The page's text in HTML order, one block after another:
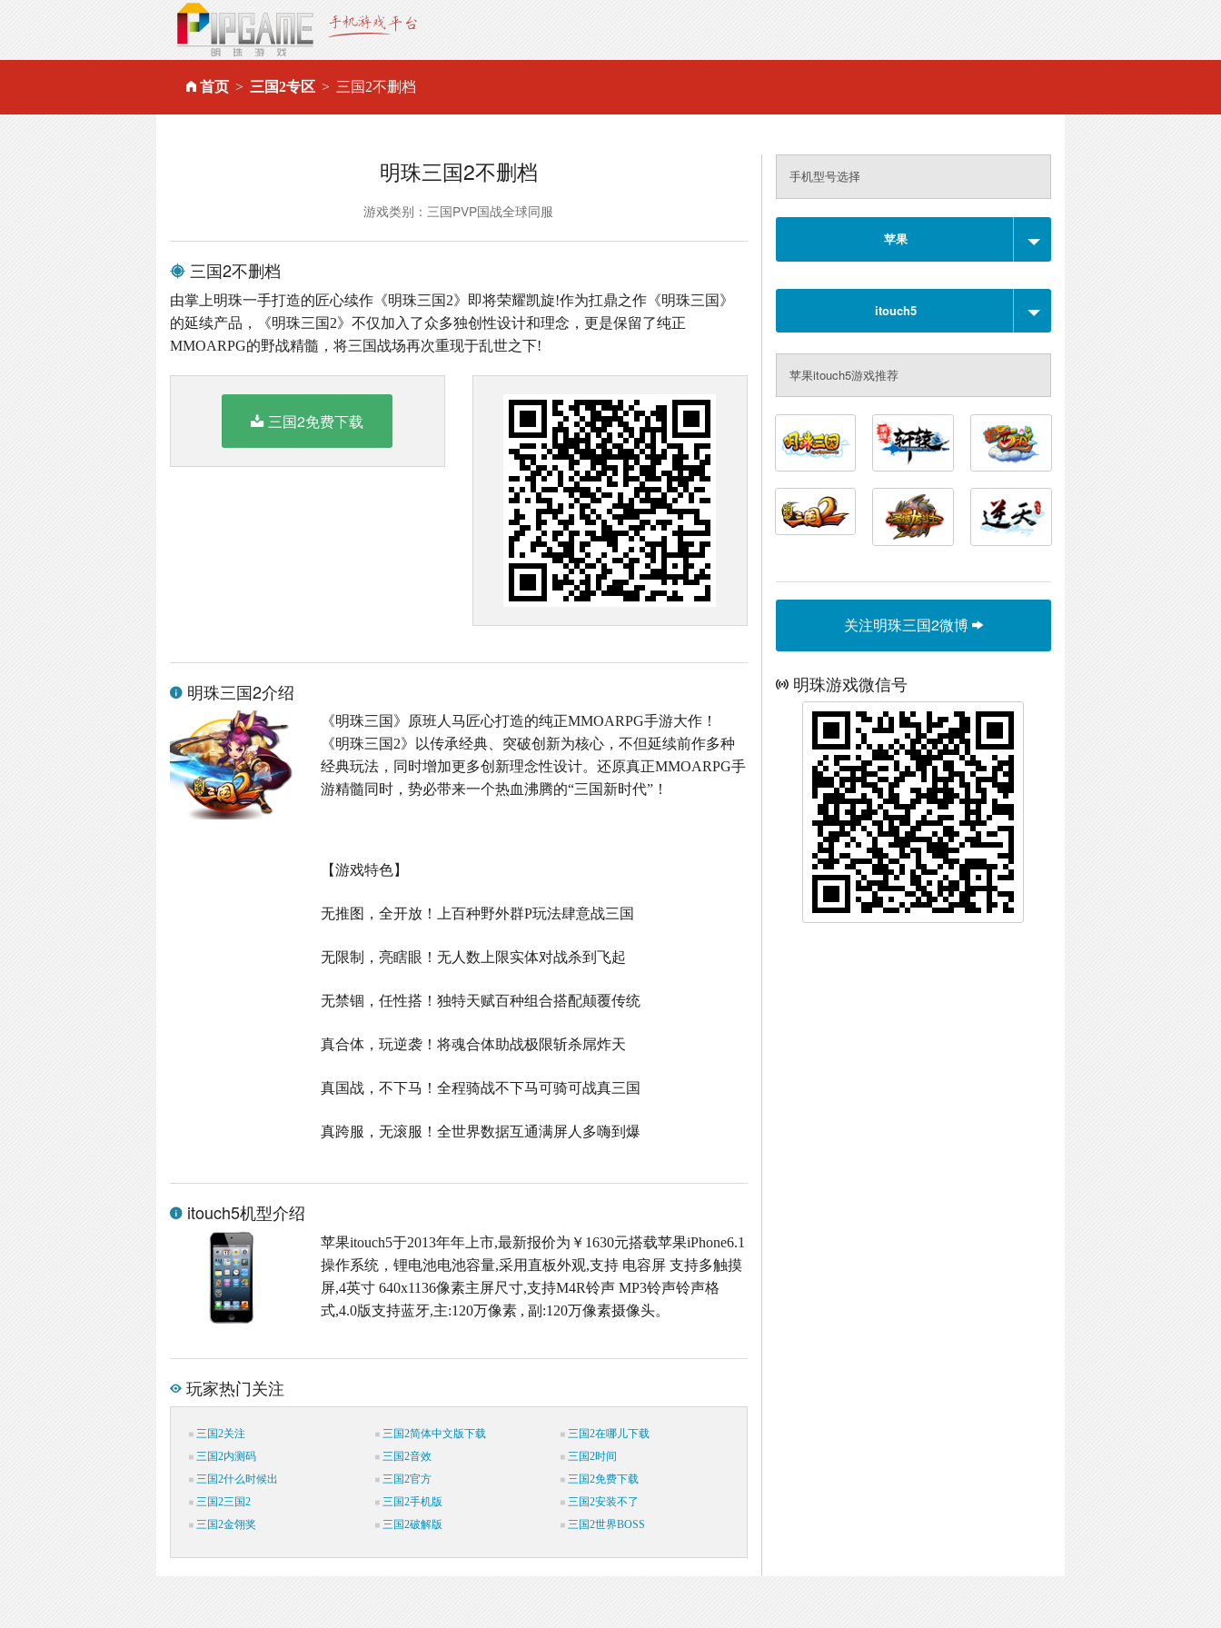
首页 三国2专区 三国2不删档
明珠三国2不删档
游戏类别：三国PVP国战全球同服
三国2不删档
由掌上明珠一手打造的匠心续作《明珠三国2》即将荣耀凯旋!作为扛鼎之作《明珠三国》
的延续产品，《明珠三国2》不仅加入了众多独创性设计和理念，更是保留了纯正
MMOARPG的野战精髓，将三国战场再次重现于乱世之下!
三国2免费下载
明珠三国2介绍
《明珠三国》原班人马匠心打造的纯正MMOARPG手游大作！
《明珠三国2》以传承经典、突破创新为核心，不但延续前作多种
经典玩法，同时增加更多创新理念性设计。还原真正MMOARPG手
游精髓同时，势必带来一个热血沸腾的“三国新时代”！
【游戏特色】
无推图，全开放！上百种野外群P玩法肆意战三国
无限制，亮瞎眼！无人数上限实体对战杀到飞起
无禁锢，任性搭！独特天赋百种组合搭配颠覆传统
真合体，玩逆袭！将魂合体助战极限斩杀屌炸天
真国战，不下马！全程骑战不下马可骑可战真三国
真跨服，无滚服！全世界数据互通满屏人多嗨到爆
itouch5机型介绍
苹果itouch5于2013年年上市,最新报价为￥1630元搭载苹果iPhone6.1
操作系统，锂电池电池容量,采用直板外观,支持 电容屏 支持多触摸
屏,4英寸 640x1136像素主屏尺寸,支持M4R铃声 MP3铃声铃声格
式,4.0版支持蓝牙,主:120万像素 , 副:120万像素摄像头。
玩家热门关注
三国2关注 三国2简体中文版下载
三国2在哪儿下载
三国2内测码
三国2音效
三国2时间
三国2什么时候出
三国2官方
三国2免费下载
三国2三国2
三国2手机版
三国2安装不了
三国2金翎奖
三国2破解版 三国2世界BOSS
手机型号选择
苹果
itouch5
苹果itouch5游戏推荐
关注明珠三国2微博
明珠游戏微信号